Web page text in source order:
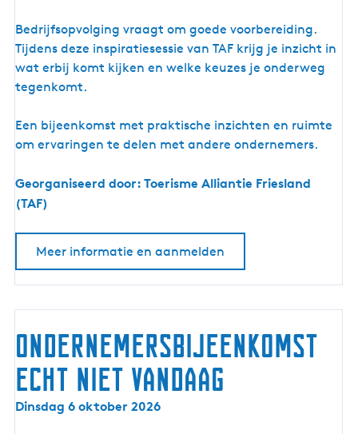
s
p
i
r
t
i
b
i
e
m
s
B
e
Bedrijfsopvolging vraagt om goede voorbereiding.
Tijdens deze inspiratiesessie van TAF krijg je inzicht in
wat erbij komt kijken en welke keuzes je onderweg
tegenkomt.
Een bijeenkomst met praktische inzichten en ruimte
om ervaringen te delen met andere ondernemers.
Georganiseerd door: Toerisme Alliantie Friesland
(TAF)
Meer informatie en aanmelden
Ondernemersbijeenkomst
Echt niet vandaag
O
Dinsdag 6 oktober 2026